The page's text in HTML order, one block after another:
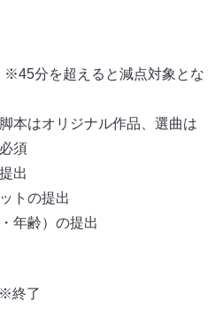
※45分を超えると減点対象とな
本はオリジナル作品、選曲は
須
出
トの提出
年齢）の提出
終了